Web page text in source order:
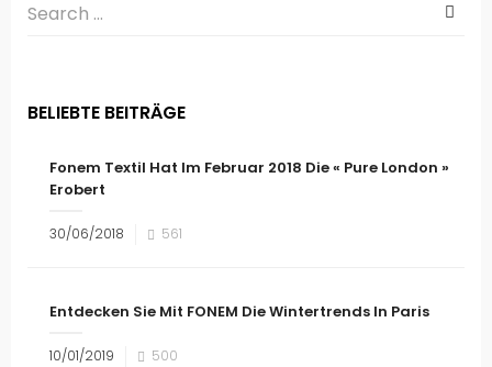
BELIEBTE BEITRÄGE
Fonem Textil Hat Im Februar 2018 Die « Pure London »
Erobert
30/06/2018 561
Entdecken Sie Mit FONEM Die Wintertrends In Paris
10/01/2019 500